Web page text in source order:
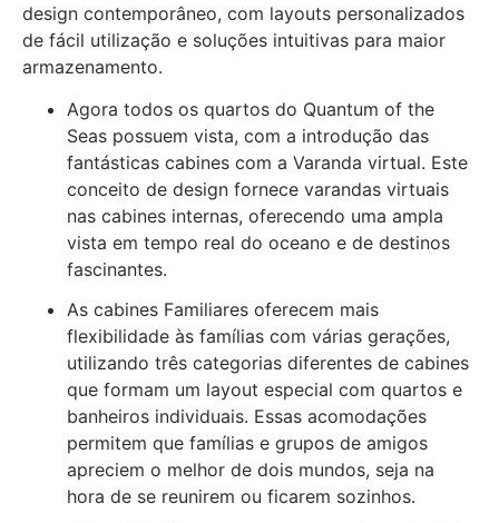
design contemporâneo, com layouts personalizados
de fácil utilização e soluções intuitivas para maior
armazenamento.
Agora todos os quartos do Quantum of the
Seas possuem vista, com a introdução das
fantásticas cabines com a Varanda virtual. Este
conceito de design fornece varandas virtuais
nas cabines internas, oferecendo uma ampla
vista em tempo real do oceano e de destinos
fascinantes.
As cabines Familiares oferecem mais
flexibilidade às famílias com várias gerações,
utilizando três categorias diferentes de cabines
que formam um layout especial com quartos e
banheiros individuais. Essas acomodações
permitem que famílias e grupos de amigos
apreciem o melhor de dois mundos, seja na
hora de se reunirem ou ficarem sozinhos.